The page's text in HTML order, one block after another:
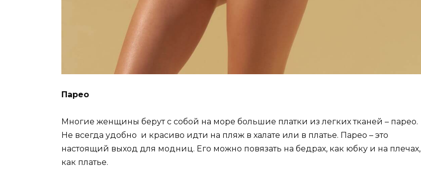
Парео
Многие женщины берут с собой на море большие платки из легких тканей – парео.
Не всегда удобно и красиво идти на пляж в халате или в платье. Парео – это
настоящий выход для модниц. Его можно повязать на бедрах, как юбку и на плечах,
как платье.